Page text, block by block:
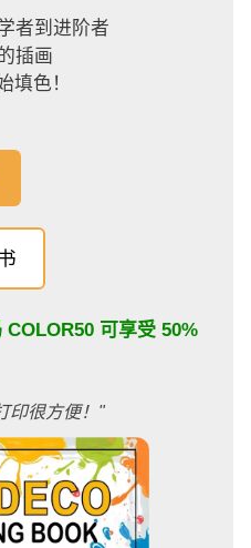
者到进阶者
插画
填色！
COLOR50 可享受 50%
印很方便！"